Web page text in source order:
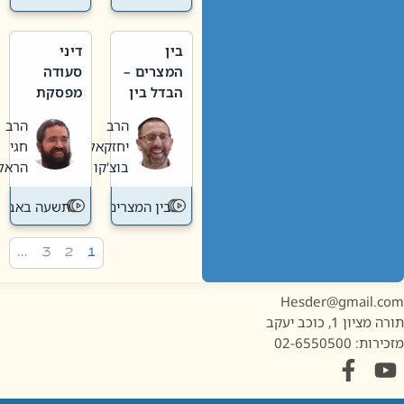
בין
המצרים –
הבדל בין
חדשה
לישנה
הרב
יחזקאל
בוצ'קו
בין המצרים
דיני
סעודה
מפסקת
תשעה
באב
הרב
חגי
הראל
תשעה באב
1, כוכב יעקב
02-6550500